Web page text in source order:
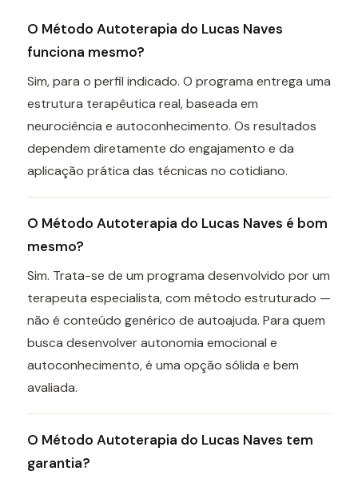
O Método Autoterapia do Lucas Naves
funciona mesmo?
Sim, para o perfil indicado. O programa entrega uma
estrutura terapêutica real, baseada em
neurociência e autoconhecimento. Os resultados
dependem diretamente do engajamento e da
aplicação prática das técnicas no cotidiano.
O Método Autoterapia do Lucas Naves é bom
mesmo?
Sim. Trata-se de um programa desenvolvido por um
terapeuta especialista, com método estruturado —
não é conteúdo genérico de autoajuda. Para quem
busca desenvolver autonomia emocional e
autoconhecimento, é uma opção sólida e bem
avaliada.
O Método Autoterapia do Lucas Naves tem
garantia?